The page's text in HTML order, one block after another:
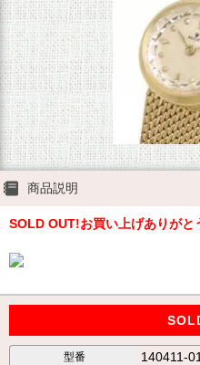
商品説明
SOLD OUT!お買い上げありがと
型番 140411-01